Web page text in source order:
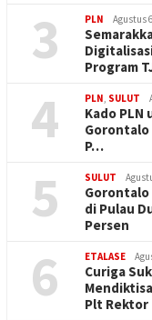
3 PLN Agustus
Program
4 PLN, SULUT
Kado PLN
P…
5 SULUT
Gorontalo
di Pulau
Persen
6 ETALASE
Curiga
Plt Rektor